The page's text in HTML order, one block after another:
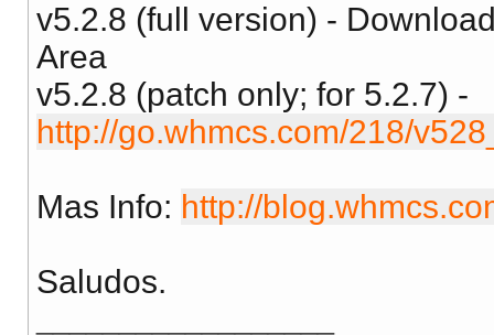
v5.2.8 (full version) -
Area
v5.2.8 (patch only; for 5.2.7) -
http://go.whmcs.com/218/
Mas Info: http://
Saludos.